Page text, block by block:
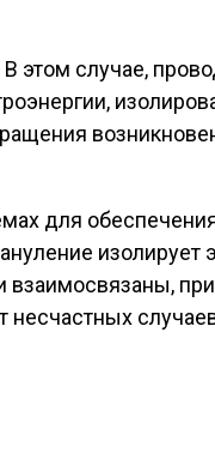
этом случае,
для
изолирует
несчастных